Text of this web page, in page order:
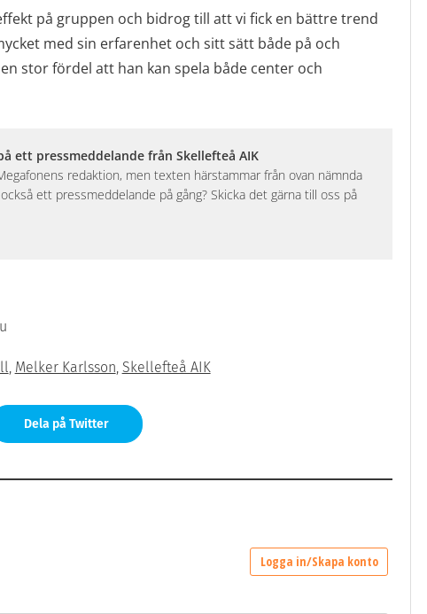
på gruppen och bidrog till att vi fick en bättre trend
med sin erfarenhet och sitt sätt både på och
stor fördel att han kan spela både center och
ett pressmeddelande från Skellefteå AIK
redaktion, men texten härstammar från ovan nämnda
ett pressmeddelande på gång? Skicka det gärna till oss på
, Melker Karlsson, Skellefteå AIK
Dela på Twitter